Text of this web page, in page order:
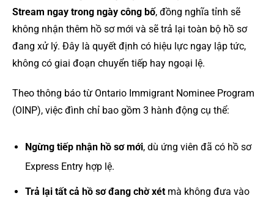
Stream ngay trong ngày công bố, đồng nghĩa tỉnh sẽ
không nhận thêm hồ sơ mới và sẽ trả lại toàn bộ hồ sơ
đang xử lý. Đây là quyết định có hiệu lực ngay lập tức,
không có giai đoạn chuyển tiếp hay ngoại lệ.
Theo thông báo từ Ontario Immigrant Nominee Program
(OINP), việc đình chỉ bao gồm 3 hành động cụ thể:
Ngừng tiếp nhận hồ sơ mới, dù ứng viên đã có hồ sơ
Express Entry hợp lệ.
Trả lại tất cả hồ sơ đang chờ xétmà không đưa vào